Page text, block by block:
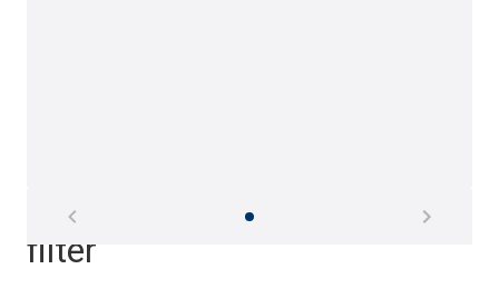
Materialesug 230 volt HEPA
filter